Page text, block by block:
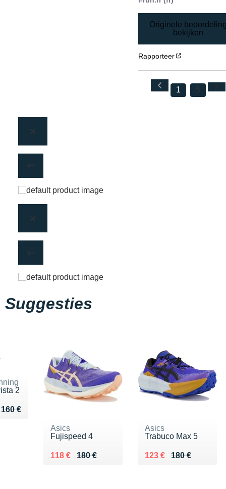
Originele
bekijken
Rapporteer
1 5
Suggesties
2
160 €160 €
€
Asics
Fujispeed 4
180 €
Au lieu de 180 €
118 €
Vendu 118 €
Asics
Trabuco Max 5
180 €
Au lieu de 180 €
123 €
Vendu 123 €